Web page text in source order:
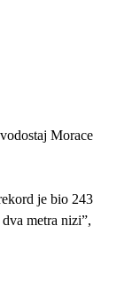
Morace
je bio 243
metra nizi”,